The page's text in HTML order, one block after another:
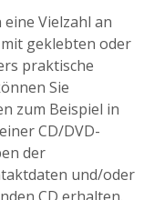
Vielzahl an
geklebten oder
praktische
Sie
zum Beispiel in
CD/DVD-
der
und/oder
CD erhalten.